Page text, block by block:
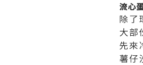
流心
除了
大部
先來
薯仔